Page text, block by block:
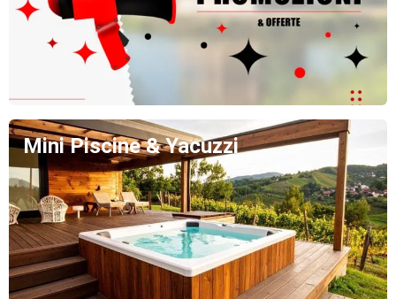
Mini Piscine & Yacuzzi